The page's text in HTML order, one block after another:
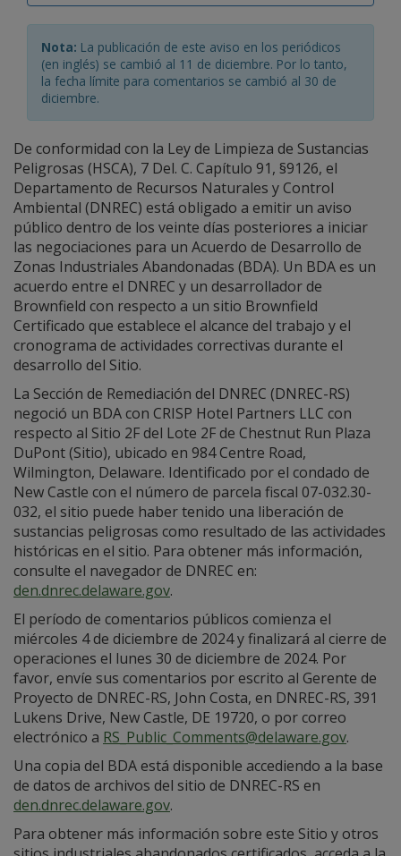
Nota: La publicación de este aviso en los periódicos
(en inglés) se cambió al 11 de diciembre. Por lo tanto,
la fecha límite para comentarios se cambió al 30 de
diciembre.
De conformidad con la Ley de Limpieza de Sustancias
Peligrosas (HSCA), 7 Del. C. Capítulo 91, §9126, el
Departamento de Recursos Naturales y Control
Ambiental (DNREC) está obligado a emitir un aviso
público dentro de los veinte días posteriores a iniciar
las negociaciones para un Acuerdo de Desarrollo de
Zonas Industriales Abandonadas (BDA). Un BDA es un
acuerdo entre el DNREC y un desarrollador de
Brownfield con respecto a un sitio Brownfield
Certificado que establece el alcance del trabajo y el
cronograma de actividades correctivas durante el
desarrollo del Sitio.
La Sección de Remediación del DNREC (DNREC-RS)
negoció un BDA con CRISP Hotel Partners LLC con
respecto al Sitio 2F del Lote 2F de Chestnut Run Plaza
DuPont (Sitio), ubicado en 984 Centre Road,
Wilmington, Delaware. Identificado por el condado de
New Castle con el número de parcela fiscal 07-032.30-
032, el sitio puede haber tenido una liberación de
sustancias peligrosas como resultado de las actividades
históricas en el sitio. Para obtener más información,
consulte el navegador de DNREC en:
den.dnrec.delaware.gov.
El período de comentarios públicos comienza el
miércoles 4 de diciembre de 2024 y finalizará al cierre de
operaciones el lunes 30 de diciembre de 2024. Por
favor, envíe sus comentarios por escrito al Gerente de
Proyecto de DNREC-RS, John Costa, en DNREC-RS, 391
Lukens Drive, New Castle, DE 19720, o por correo
electrónico a RS_Public_Comments@delaware.gov.
Una copia del BDA está disponible accediendo a la base
de datos de archivos del sitio de DNREC-RS en
den.dnrec.delaware.gov.
Para obtener más información sobre este Sitio y otros